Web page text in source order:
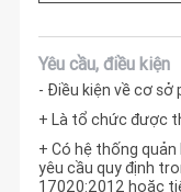
Yêu cầu, điều kiện
- Điều kiện về cơ sở
+ Là tổ chức được
+ Có hệ thống
yêu cầu quy định
17020:2012 hoặc